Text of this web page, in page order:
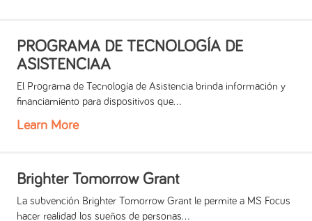
PROGRAMA DE TECNOLOGÍA DE
ASISTENCIAA
El Programa de Tecnología de Asistencia brinda información y
financiamiento para dispositivos que...
Learn More
Brighter Tomorrow Grant
La subvención Brighter Tomorrow Grant le permite a MS Focus
hacer realidad los sueños de personas...